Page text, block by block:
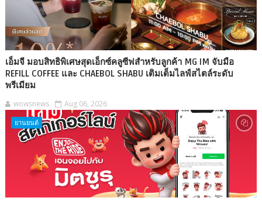
เอ็มจี มอบสิทธิพิเศษสุดเอ็กซ์คลูซีฟสำหรับลูกค้า MG IM จับมือ
REFILL COFFEE และ CHAEBOL SHABU เติมเต็มไลฟ์สไตล์ระดับ
พรีเมียม
wowsnews Aug 06, 2026
ยานยนต์